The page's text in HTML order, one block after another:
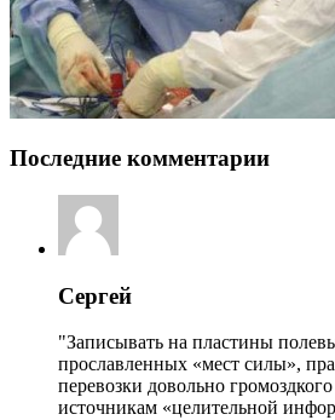
Последние комментарии
Сергей
"Записывать на пластины
прославленных «мест силы»,
перевозки довольно
источникам «целительной